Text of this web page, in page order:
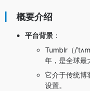
概要介绍
平台背景 ：
Tumblr（/
年，是全球最
它介于传统博
设置。